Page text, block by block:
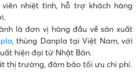
nhiệt tình, hỗ trợ khách hàng
là đơn vị hàng đầu về sản xuất
, thùng Danpla tại Việt Nam, với
hiện đại từ Nhật Bản.
thị trường, đảm bảo tối ưu chi phí.